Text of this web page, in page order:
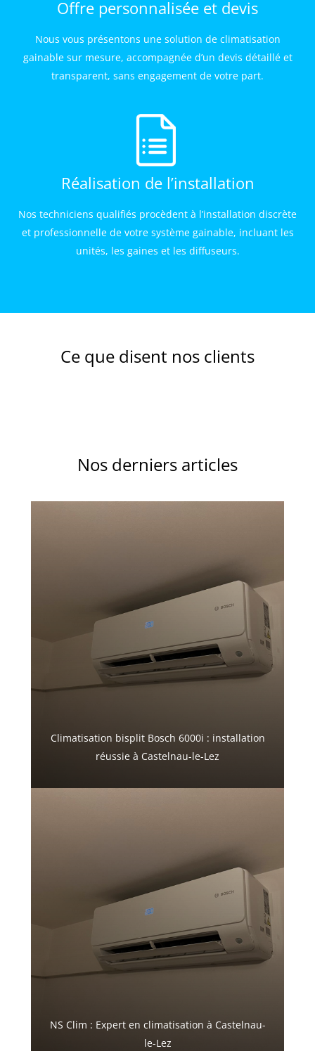
Offre personnalisée et devis
Nous vous présentons une solution de climatisation
gainable sur mesure, accompagnée d’un devis détaillé et
transparent, sans engagement de votre part.
Réalisation de l’installation
Nos techniciens qualifiés procèdent à l’installation discrète
et professionnelle de votre système gainable, incluant les
unités, les gaines et les diffuseurs.
Ce que disent nos clients
Nos derniers articles
Climatisation bisplit Bosch 6000i : installation
réussie à Castelnau-le-Lez
NS Clim : Expert en climatisation à Castelnau-
le-Lez